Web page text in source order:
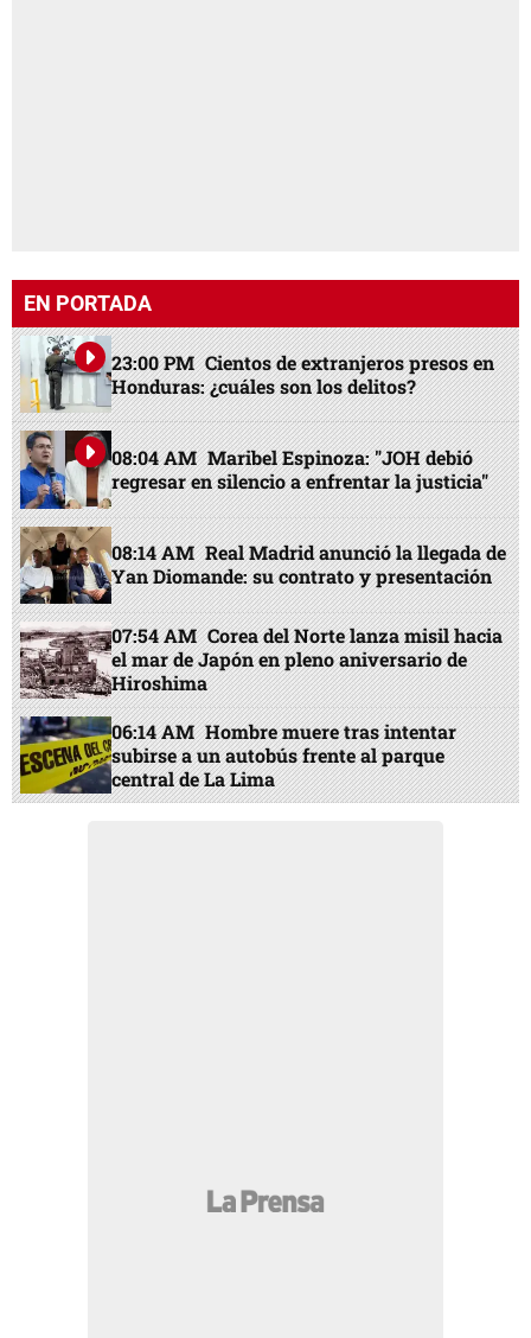
EN PORTADA
23:00 PM Cientos de extranjeros presos en
Honduras: ¿cuáles son los delitos?
08:04 AM Maribel Espinoza: "JOH debió
regresar en silencio a enfrentar la justicia"
08:14 AM Real Madrid anunció la llegada de
Yan Diomande: su contrato y presentación
07:54 AM Corea del Norte lanza misil hacia
el mar de Japón en pleno aniversario de
Hiroshima
06:14 AM Hombre muere tras intentar
subirse a un autobús frente al parque
central de La Lima